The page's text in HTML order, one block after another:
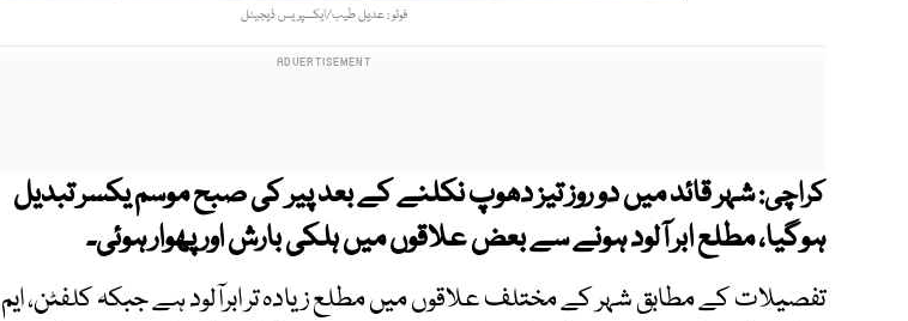
فوٹو : عدیل طیب/ایکسپریس ڈیجیٹل
کراچی:شہر قائد میں دو روز تیز دھوپ نکلنے کے بعد پیر کی صبح موسم یکسر تبدیل
ہوگیا، مطلع ابر آلود ہونے سے بعض علاقوں میں ہلکی بارش اور پھوار ہوئی۔
تفصیلات کے مطابق شہر کے مختلف علاقوں میں مطلع زیادہ تر ابرآلود ہے جبکہ کلفٹن، ایم